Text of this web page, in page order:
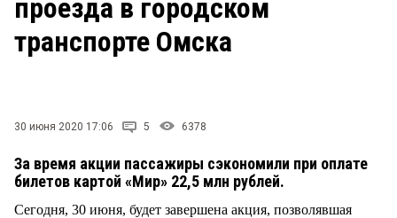
НОВОСТИ КОМПАНИЙ Блоги
Архив
проезда в городском
транспорте Омска
30 июня 2020 17:06 5 6378
За время акции пассажиры сэкономили при оплате
билетов картой «Мир» 22,5 млн рублей.
Сегодня, 30 июня, будет завершена акция, позволявшая